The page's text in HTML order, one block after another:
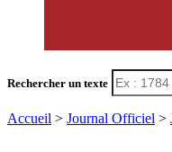
Rechercher un texte
Accueil > Journal Officiel >